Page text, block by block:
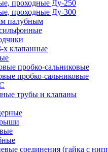
проходные Ду-250
проходные Ду-300
палубным
х клапанные
пробко-сальниковые
пробко-сальниковые
трубы и клапаны
соединения (гайка с